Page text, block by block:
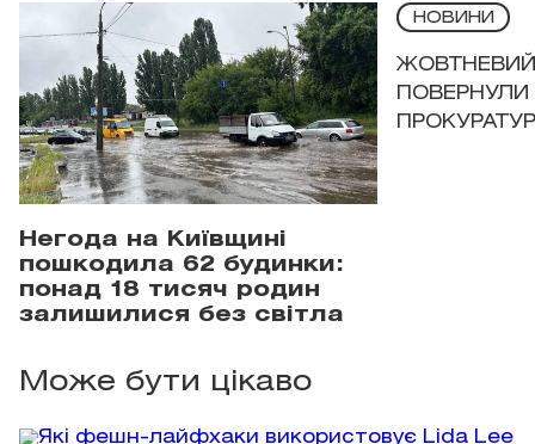
Негода на Київщині
пошкодила 62 будинки:
понад 18 тисяч родин
залишилися без світла
НОВИНИ
ЖОВТНЕВИЙ
ПОВЕРНУЛИ
Може бути цікаво